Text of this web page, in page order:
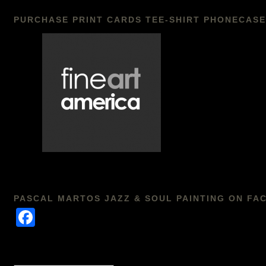
PURCHASE PRINT CARDS TEE-SHIRT PHONECASE
PASCAL MARTOS JAZZ & SOUL PAINTING ON